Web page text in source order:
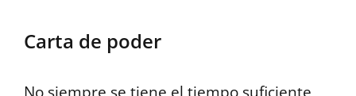
Carta de poder
No siempre se tiene el tiempo suficiente